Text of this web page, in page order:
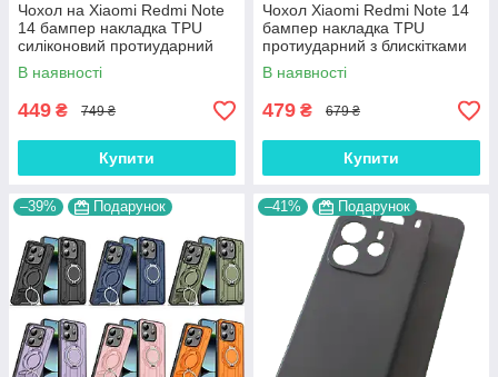
Чохол на Xiaomi Redmi Note
14 бампер накладка TPU
силіконовий протиударний
оригінальний "GLAME-
SHINE"
В наявності
449 ₴ 749 ₴
Купити
Чохол Xiaomi Redmi Note 14
бампер накладка TPU
протиударний з блискітками
шиммером "SHINE BRIGHT"
В наявності
479 ₴ 679 ₴
Купити
–39% Подарунок –41% Подарунок